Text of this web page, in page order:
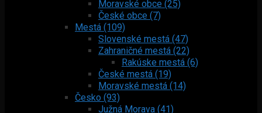
Moravské obce (25)
České obce (7)
Mestá (109)
Slovenské mestá (47)
Zahraničné mestá (22)
Rakúske mestá (6)
České mestá (19)
Moravské mestá (14)
Česko (93)
Južná Morava (41)